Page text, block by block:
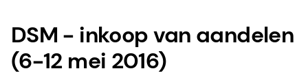
DSM - inkoop van aandelen
(6-12 mei 2016)